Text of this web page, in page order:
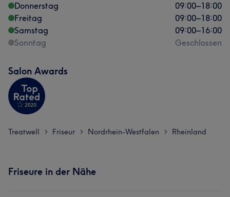
Donnerstag
09:00–18:00
Freitag
09:00–18:00
Samstag
09:00–16:00
Sonntag
Geschlossen
Salon Awards
Treatwell > Friseur > Nordrhein-Westfalen > Rheinland
Friseure in der Nähe